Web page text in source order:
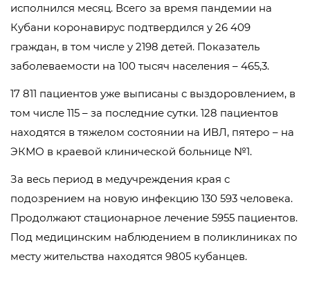
исполнился месяц. Всего за время пандемии на
Кубани коронавирус подтвердился у 26 409
граждан, в том числе у 2198 детей. Показатель
заболеваемости на 100 тысяч населения – 465,3.
17 811 пациентов уже выписаны с выздоровлением, в
том числе 115 – за последние сутки. 128 пациентов
находятся в тяжелом состоянии на ИВЛ, пятеро – на
ЭКМО в краевой клинической больнице №1.
За весь период в медучреждения края с
подозрением на новую инфекцию 130 593 человека.
Продолжают стационарное лечение 5955 пациентов.
Под медицинским наблюдением в поликлиниках по
месту жительства находятся 9805 кубанцев.